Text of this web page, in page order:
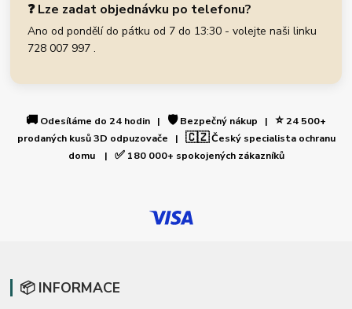
❓ Lze zadat objednávku po telefonu?
Ano od pondělí do pátku od 7 do 13:30 - volejte naši linku
728 007 997 .
🚚 Odesíláme do 24 hodin | 🛡️Bezpečný nákup | ⭐24 500+
prodaných kusů 3D odpuzovače | 🇨🇿Český specialista ochranu
domu | ✅180 000+ spokojených zákazníků
📦 INFORMACE